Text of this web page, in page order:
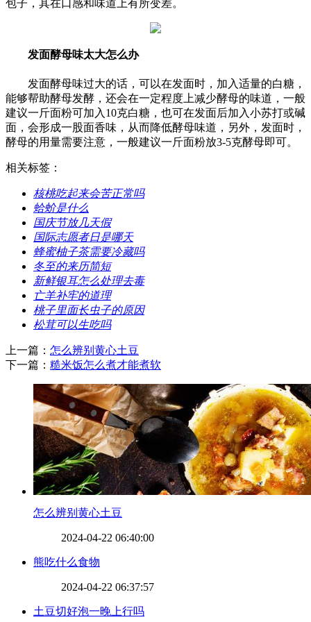
包子，其在口感和味道上有所变差。
发面酵母味太大怎么办
发面酵母味过大的话，可以在发面时，加入适量的白糖，
能够帮助酵母发酵，还会在一定程度上减少酵母的味道，一般
建议一斤面粉可加入10克白糖，也可在发面后加入小苏打或碱
面，会形成一股面香味，从而降低酵母味道，另外，发面时，
酵母的用量需要注意，一般建议一斤面粉放3-5克酵母即可。
相关标签：
​核桃吃起来会苦正常吗
​蛤蚧是什么
​国庆节放几天假
​国际志愿者日是哪天
​蜂蜜柚子茶需要冷藏吗
​冬至的来历简短
​新鲜银耳怎么处理去毒
​亡羊补牢的道理
​桃子里面长虫子的原因
​松茸可以生吃吗
上一篇： ​怎么辨别黄心土豆
下一篇： ​糙米饭怎么煮才能煮软
​怎么辨别黄心土豆
2024-04-22 06:40:00
​熊吃什么食物
2024-04-22 06:37:57
​土豆切好泡一晚上行吗